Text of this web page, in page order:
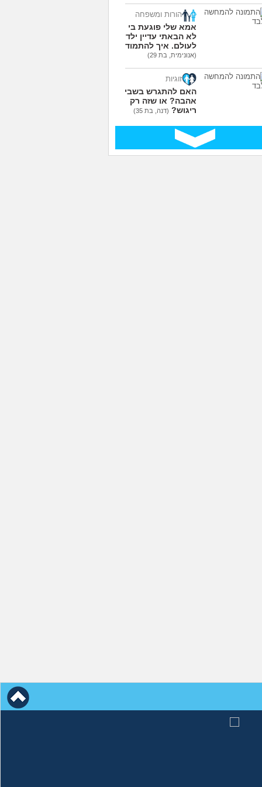
הורות ומשפחה
אמא שלי פוגעת בי כי
לא הבאתי עדיין ילדים
לעולם. איך להתמודד?
(אנונימית, בת 29)
זוגיות
האם להתגרש בשביל
אהבה? או שזה רק
ריגוש? (דנה, בת 35)